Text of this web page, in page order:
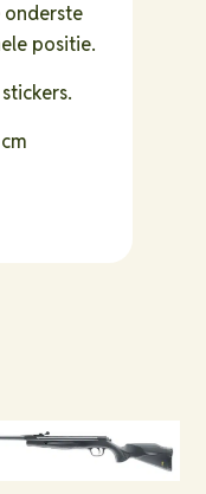
onderste
positie.